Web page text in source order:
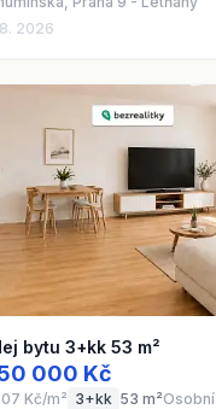
2026
bytu 3+kk 53 m²
000 Kč
Kč/m² 3+kk 53 m²Osobní